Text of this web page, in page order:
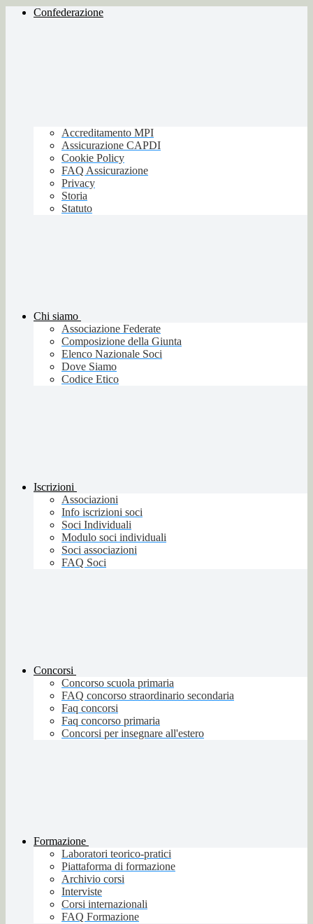
Confederazione
Accreditamento MPI
Assicurazione CAPDI
Cookie Policy
FAQ Assicurazione
Privacy
Storia
Statuto
Chi siamo
Associazione Federate
Composizione della Giunta
Elenco Nazionale Soci
Dove Siamo
Codice Etico
Iscrizioni
Associazioni
Info iscrizioni soci
Soci Individuali
Modulo soci individuali
Soci associazioni
FAQ Soci
Concorsi
Concorso scuola primaria
FAQ concorso straordinario secondaria
Faq concorsi
Faq concorso primaria
Concorsi per insegnare all'estero
Formazione
Laboratori teorico-pratici
Piattaforma di formazione
Archivio corsi
Interviste
Corsi internazionali
FAQ Formazione